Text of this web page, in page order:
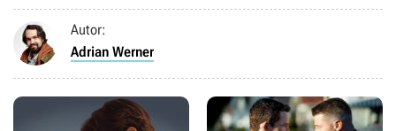
Autor:
Adrian Werner